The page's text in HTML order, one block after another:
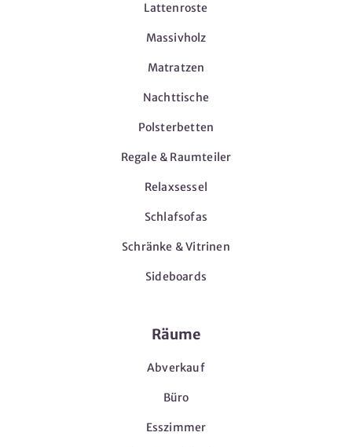
Lattenroste
Massivholz
Matratzen
Nachttische
Polsterbetten
Regale & Raumteiler
Relaxsessel
Schlafsofas
Schränke & Vitrinen
Sideboards
Räume
Abverkauf
Büro
Esszimmer